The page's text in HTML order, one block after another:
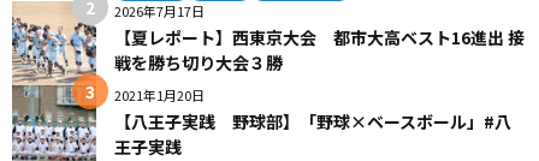
2026年7月17日
【夏レポート】西東京大会 都市大高ベスト16進出 接
戦を勝ち切り大会３勝
2021年1月20日
【八王子実践 野球部】「野球×ベースボール」#八
王子実践